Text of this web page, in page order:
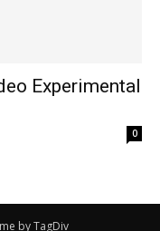
Experimental
0
by TagDiv